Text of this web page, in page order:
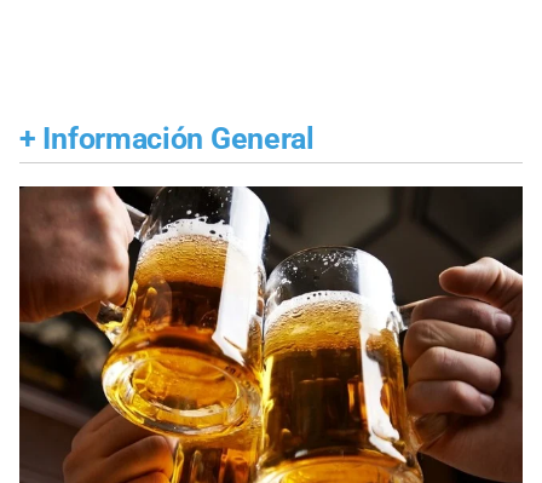
+ Información General